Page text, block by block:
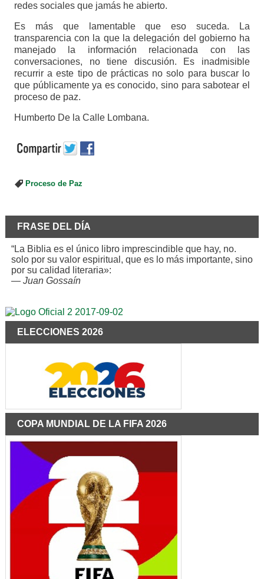
redes sociales que jamás he abierto.
Es más que lamentable que eso suceda. La
transparencia con la que la delegación del gobierno ha
manejado la información relacionada con las
conversaciones, no tiene discusión. Es inadmisible
recurrir a este tipo de prácticas no solo para buscar lo
que públicamente ya es conocido, sino para sabotear el
proceso de paz.
Humberto De la Calle Lombana.
Proceso de Paz
FRASE DEL DÍA
“La Biblia es el único libro imprescindible que hay, no.
solo por su valor espiritual, que es lo más importante, sino
por su calidad literaria»:
— Juan Gossaín
ELECCIONES 2026
COPA MUNDIAL DE LA FIFA 2026